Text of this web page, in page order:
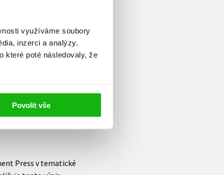
využíváme soubory
inzerci a analýzy.
které poté následovaly, že
Povolit vše
válečné hry pro přední
světadílech. Učil
University, je
a filosofie). Žije v Boca
Press v tematické